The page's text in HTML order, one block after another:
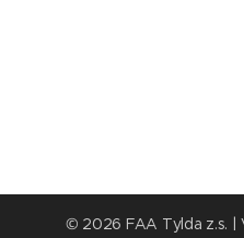
© 2026 FAA Tylda z.s. |